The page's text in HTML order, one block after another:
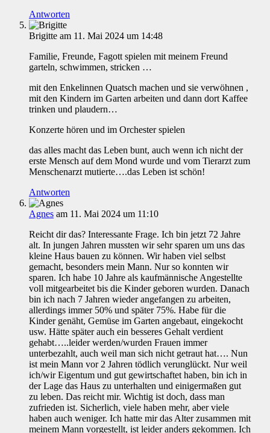
Antworten
Brigitte am 11. Mai 2024 um 14:48
Familie, Freunde, Fagott spielen mit meinem Freund
garteln, schwimmen, stricken …
mit den Enkelinnen Quatsch machen und sie verwöhnen ,
mit den Kindern im Garten arbeiten und dann dort Kaffee
trinken und plaudern…
Konzerte hören und im Orchester spielen
das alles macht das Leben bunt, auch wenn ich nicht der
erste Mensch auf dem Mond wurde und vom Tierarzt zum
Menschenarzt mutierte….das Leben ist schön!
Antworten
Agnes am 11. Mai 2024 um 11:10
Reicht dir das? Interessante Frage. Ich bin jetzt 72 Jahre
alt. In jungen Jahren mussten wir sehr sparen um uns das
kleine Haus bauen zu können. Wir haben viel selbst
gemacht, besonders mein Mann. Nur so konnten wir
sparen. Ich habe 10 Jahre als kaufmännische Angestellte
voll mitgearbeitet bis die Kinder geboren wurden. Danach
bin ich nach 7 Jahren wieder angefangen zu arbeiten,
allerdings immer 50% und später 75%. Habe für die
Kinder genäht, Gemüse im Garten angebaut, eingekocht
usw. Hätte später auch ein besseres Gehalt verdient
gehabt…..leider werden/wurden Frauen immer
unterbezahlt, auch weil man sich nicht getraut hat…. Nun
ist mein Mann vor 2 Jahren tödlich verunglückt. Nur weil
ich/wir Eigentum und gut gewirtschaftet haben, bin ich in
der Lage das Haus zu unterhalten und einigermaßen gut
zu leben. Das reicht mir. Wichtig ist doch, dass man
zufrieden ist. Sicherlich, viele haben mehr, aber viele
haben auch weniger. Ich hatte mir das Alter zusammen mit
meinem Mann vorgestellt, ist leider anders gekommen. Ich